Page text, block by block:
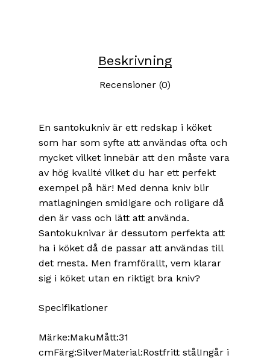
Beskrivning
Recensioner (0)
En santokukniv är ett redskap i köket
som har som syfte att användas ofta och
mycket vilket innebär att den måste vara
av hög kvalité vilket du har ett perfekt
exempel på här! Med denna kniv blir
matlagningen smidigare och roligare då
den är vass och lätt att använda.
Santokuknivar är dessutom perfekta att
ha i köket då de passar att användas till
det mesta. Men framförallt, vem klarar
sig i köket utan en riktigt bra kniv?
Specifikationer
Märke:MakuMått:31
cmFärg:SilverMaterial:Rostfritt stålIngår i